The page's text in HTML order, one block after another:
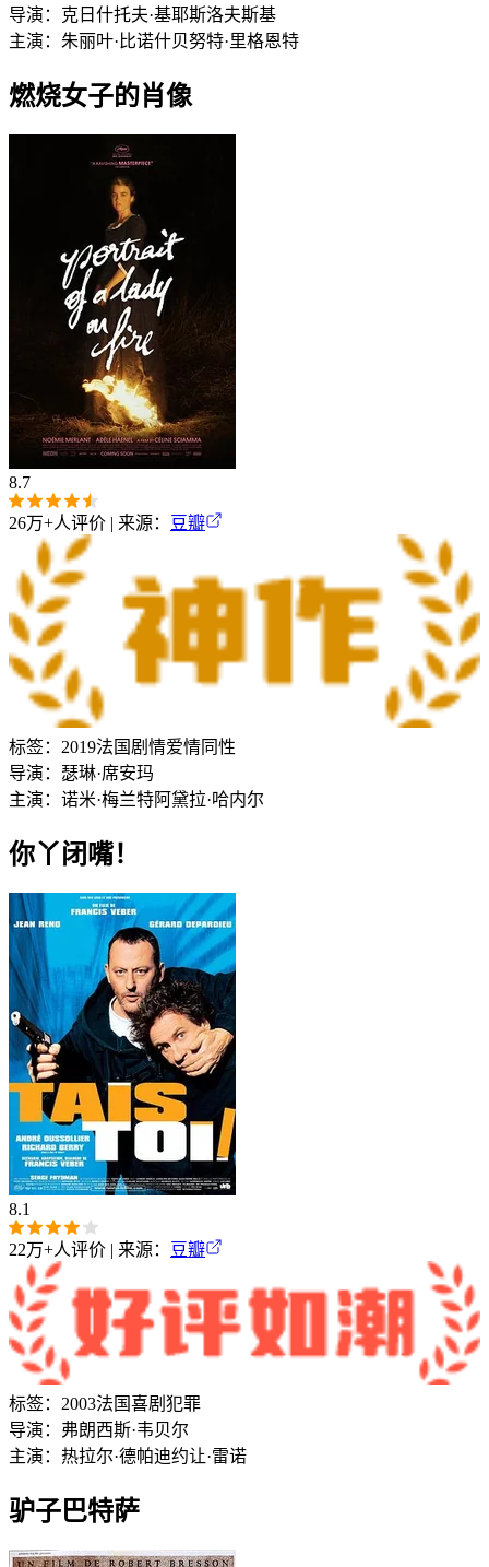
导演： 克日什托夫·基耶斯洛夫斯基
主演： 朱丽叶·比诺什贝努特·里格恩特
燃烧女子的肖像
8.7
26万+人评价 | 来源： 豆瓣
标签： 2019法国 剧情爱情同性
导演： 瑟琳·席安玛
主演： 诺米·梅兰特阿黛拉·哈内尔
你丫闭嘴！
8.1
22万+人评价 | 来源： 豆瓣
标签： 2003法国喜剧 犯罪
导演： 弗朗西斯·韦贝尔
主演： 热拉尔·德帕迪约让·雷诺
驴子巴特萨